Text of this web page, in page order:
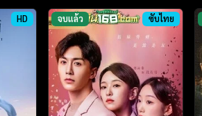
HD จบแล้ว ซับไทย